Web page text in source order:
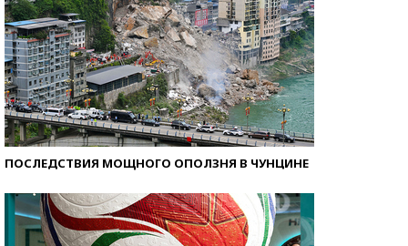
ПОСЛЕДСТВИЯ МОЩНОГО ОПОЛЗНЯ В ЧУНЦИНЕ